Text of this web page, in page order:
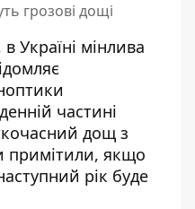
грозові дощі
в Україні мінлива
частині
дощ з
примітили, якщо
рік буде